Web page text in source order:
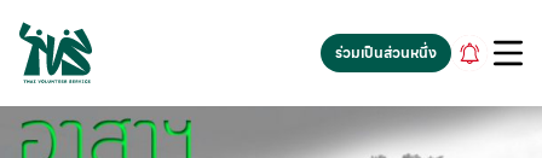
gv-5iuoxpem74qfjw.dv.googlehosted.com
ร่วมเป็นส่วนหนึ่ง